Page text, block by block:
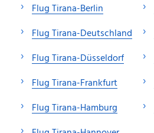
Flug Tirana-Berlin
Flug Tirana-Deutschland
Flug Tirana-Düsseldorf
Flug Tirana-Frankfurt
Flug Tirana-Hamburg